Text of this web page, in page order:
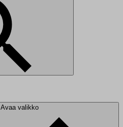
Avaa valikko